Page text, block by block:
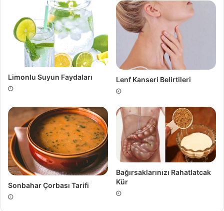
Limonlu Suyun Faydaları Lenf Kanseri Belirtileri
Sonbahar Çorbası Tarifi
Bağırsaklarınızı Rahatlatcak
Kür